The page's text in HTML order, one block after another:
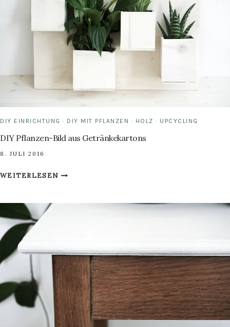
DIY EINRICHTUNG · DIY MIT PFLANZEN · HOLZ · UPCYCLING
DIY Pflanzen-Bild aus Getränkekartons
8. JULI 2016
WEITERLESENDIY